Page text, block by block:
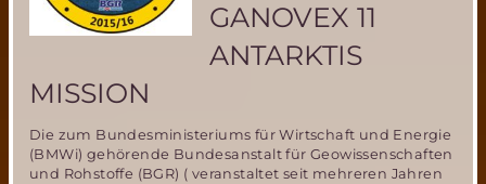
GANOVEX 11
ANTARKTIS
MISSION
Die zum Bundesministeriums für Wirtschaft und Energie
(BMWi) gehörende Bundesanstalt für Geowissenschaften
und Rohstoffe (BGR) ( veranstaltet seit mehreren Jahren